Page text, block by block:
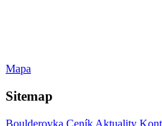
Mapa
Sitemap
Boulderovka Ceník Aktuality